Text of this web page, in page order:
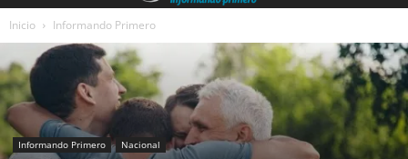
Inicio Informando Primero
Informando Primero Nacional